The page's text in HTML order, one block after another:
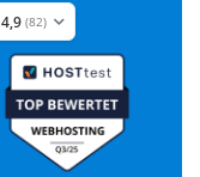
4,9 (82)